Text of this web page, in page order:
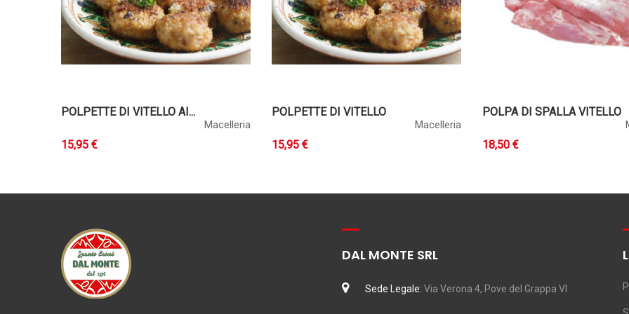
POLPETTE DI VITELLO AI...
Macelleria
15,95 €
POLPETTE DI VITELLO
Macelleria
15,95 €
POLPA DI SPALLA VITELLO
18,50 €
DAL MONTE SRL
Sede Legale: Via Verona 4, Pove del Grappa VI